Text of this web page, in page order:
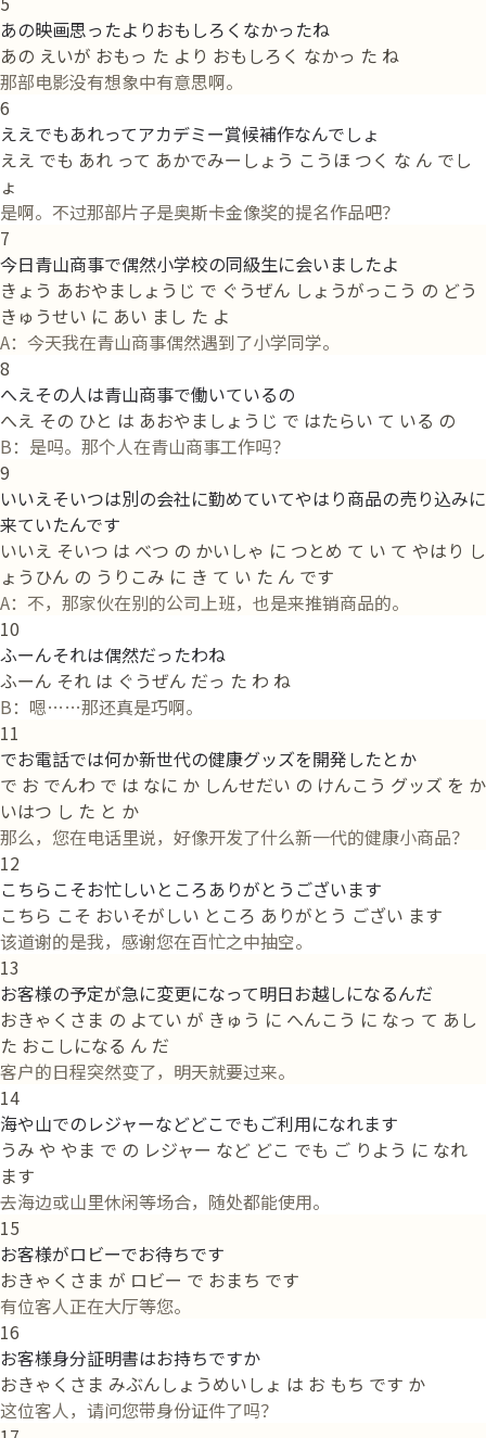
あの映画思ったよりおもしろくなかったね
あの えいが おもっ た より おもしろく なかっ た ね
那部电影没有想象中有意思啊。
6
ええでもあれってアカデミー賞候補作なんでしょ
ええ でも あれ って あかでみーしょう こうほ つく な ん でし
ょ
是啊。不过那部片子是奥斯卡金像奖的提名作品吧？
7
今日青山商事で偶然小学校の同級生に会いましたよ
きょう あおやましょうじ で ぐうぜん しょうがっこう の どう
きゅうせい に あい まし た よ
A：今天我在青山商事偶然遇到了小学同学。
8
へえその人は青山商事で働いているの
へえ その ひと は あおやましょうじ で はたらい て いる の
B：是吗。那个人在青山商事工作吗？
9
いいえそいつは別の会社に勤めていてやはり商品の売り込みに
来ていたんです
いいえ そいつ は べつ の かいしゃ に つとめ て い て やはり し
ょうひん の うりこみ に き て い た ん です
A：不，那家伙在别的公司上班，也是来推销商品的。
10
ふーんそれは偶然だったわね
ふーん それ は ぐうぜん だっ た わ ね
B：嗯……那还真是巧啊。
11
でお電話では何か新世代の健康グッズを開発したとか
で お でんわ で は なに か しんせだい の けんこう グッズ を か
いはつ し た と か
那么，您在电话里说，好像开发了什么新一代的健康小商品？
12
こちらこそお忙しいところありがとうございます
こちら こそ おいそがしい ところ ありがとう ござい ます
该道谢的是我，感谢您在百忙之中抽空。
13
お客様の予定が急に変更になって明日お越しになるんだ
おきゃくさま の よてい が きゅう に へんこう に なっ て あし
た おこしになる ん だ
客户的日程突然变了，明天就要过来。
14
海や山でのレジャーなどどこでもご利用になれます
うみ や やま で の レジャー など どこ でも ご りよう に なれ
ます
去海边或山里休闲等场合，随处都能使用。
15
お客様がロビーでお待ちです
おきゃくさま が ロビー で おまち です
有位客人正在大厅等您。
16
お客様身分証明書はお持ちですか
おきゃくさま みぶんしょうめいしょ は お もち です か
这位客人，请问您带身份证件了吗？